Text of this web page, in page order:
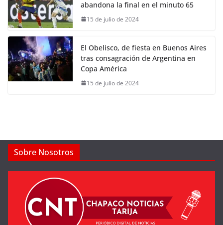
abandona la final en el minuto 65
15 de julio de 2024
El Obelisco, de fiesta en Buenos Aires
tras consagración de Argentina en
Copa América
15 de julio de 2024
Sobre Nosotros